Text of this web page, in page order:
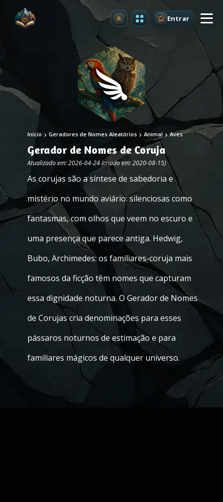
Atualizar Entrar
Início Geradores de Nomes Aleatórios Animal Aves
Gerador de Nomes de Coruja
Atualizado em: 2026-04-24 (criado em: 2020-08-15)
As corujas são a síntese de sabedoria e
mistério no mundo aviário: silenciosas como
fantasmas, com olhos que veem no escuro e
uma presença que parece antiga. Hedwig,
Bubo, Archimedes: os familiares-coruja mais
famosos da ficção têm nomes que capturam
essa dignidade noturna. O Gerador de Nomes
de Corujas cria denominações para esses
pássaros noturnos de estimação e para
familiares mágicos de qualquer universo.